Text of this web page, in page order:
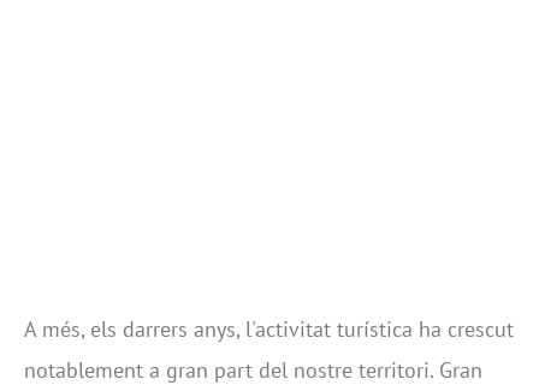
A més, els darrers anys, l'activitat turística ha crescut
notablement a gran part del nostre territori. Gran